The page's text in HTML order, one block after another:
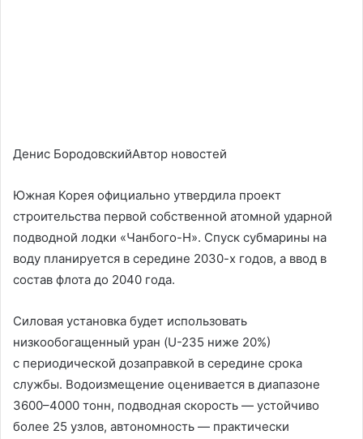
Денис БородовскийАвтор новостей
Южная Корея официально утвердила проект
строительства первой собственной атомной ударной
подводной лодки «Чанбого-Н». Спуск субмарины на
воду планируется в середине 2030-х годов, а ввод в
состав флота до 2040 года.
Силовая установка будет использовать
низкообогащенный уран (U-235 ниже 20%)
с периодической дозаправкой в середине срока
службы. Водоизмещение оценивается в диапазоне
3600–4000 тонн, подводная скорость — устойчиво
более 25 узлов, автономность — практически